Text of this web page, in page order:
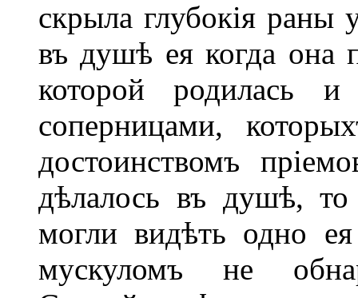
скрыла глубокія
въ душѣ ея когда она
которой родилась
соперницами,
достоинствомъ
дѣлалось въ душѣ,
могли видѣть одно
мускуломъ не